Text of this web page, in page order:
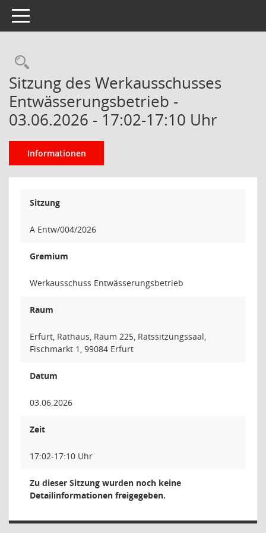
Toggle navigation
Rechercheauswahl
Sitzung des Werkausschusses
Entwässerungsbetrieb -
03.06.2026 - 17:02-17:10 Uhr
Informationen
Sitzung
A Entw/004/2026
Gremium
Werkausschuss Entwässerungsbetrieb
Raum
Erfurt, Rathaus, Raum 225, Ratssitzungssaal,
Fischmarkt 1, 99084 Erfurt
Datum
03.06.2026
Zeit
17:02-17:10 Uhr
Zu dieser Sitzung wurden noch keine
Detailinformationen freigegeben.